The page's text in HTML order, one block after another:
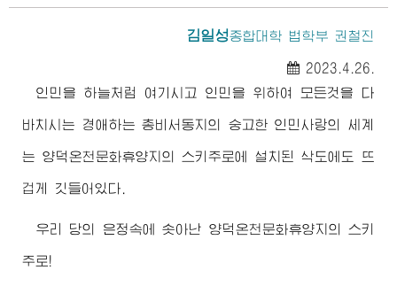
김일성종합대학 법학부 권철진
2023.4.26.
인민을 하늘처럼 여기시고 인민을 위하여 모든것을 다
바치시는 경애하는 총비서동지의 숭고한 인민사랑의 세계
는 양덕온천문화휴양지의 스키주로에 설치된 삭도에도 뜨
겁게 깃들어있다.
우리 당의 은정속에 솟아난 양덕온천문화휴양지의 스키
주로!